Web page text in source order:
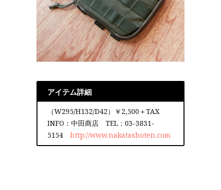
アイテム詳細
（W295/H132/D42）￥2,500＋TAX
INFO：中田商店 TEL：03-3831-
5154 http://www.nakatashoten.com